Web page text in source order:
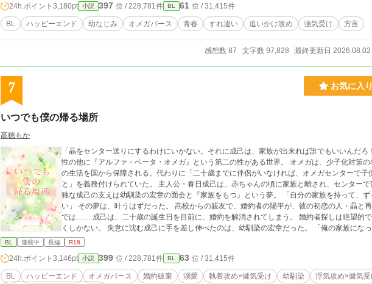
24h.ポイント 3,180pt 小説 397 位 / 228,781件 BL 61 位 / 31,415件
BL ハッピーエンド 幼なじみ オメガバース 青春 すれ違い 追いかけ攻め 強気受け 方言
感想数 87 文字数 97,828 最終更新日 2026.08.02
7 お気に入
いつでも僕の帰る場所
高穂もか
「晶をセンター送りにするわけにいかない。それに成己は、家族が出来れば誰でもいいんだろ！？」 『男・
性の他に『アルファ・ベータ・オメガ』という第二の性がある世界。 オメガは、少子化対策
の生活を国から保障される。代わりに「二十歳までに伴侶がいなければ、オメガセンターで子
と」を義務付けられていた。 主人公・春日成己は、赤ちゃんの頃に家族と離され、センターで育てられていた。 孤
独な成己の支えは幼馴染の宏章の面会と『家族をもつ』という夢。 「自分の家族を持って、ずっと仲良く暮らした
い」 その夢は、叶うはずだった。 高校からの親友で、婚約者の陽平が、彼の初恋の人・晶と再会し、浮気をするま
では…… 成己は、二十歳の誕生日を目前に、婚約を解消されてしまう。 婚約者探しは絶望的
くしかない。 失意に沈む成己に手を差し伸べたのは、幼馴染の宏章だった。 「俺の家族になってくれ」 兄のよう
に思っていた宏章に、身も心も包まれ愛されて――？ ※宏章(包容ヤンデレ）×成己(健気不憫）の幼馴染オメガバー
設定ありオメガバースです。 ☆感想コメント、誠にありがとうございます！いつも大切に読ませて頂いております
♡心の励みです(#^^#) ☆とても素敵な表紙は小槻みしろさんに頂きました✨ ※24年9月2日 二百八十～三百二話ま
BL 連載中 長編 R18
24h.ポイント 3,146pt 小説 399 位 / 228,781件 BL 63 位 / 31,415件
BL ハッピーエンド オメガバース 婚約破棄 溺愛 執着攻め×健気受け 幼馴染 浮気攻め×健気受